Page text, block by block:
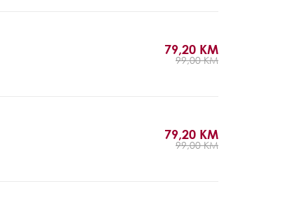
79,20 KM
99,00 KM
79,20 KM
99,00 KM